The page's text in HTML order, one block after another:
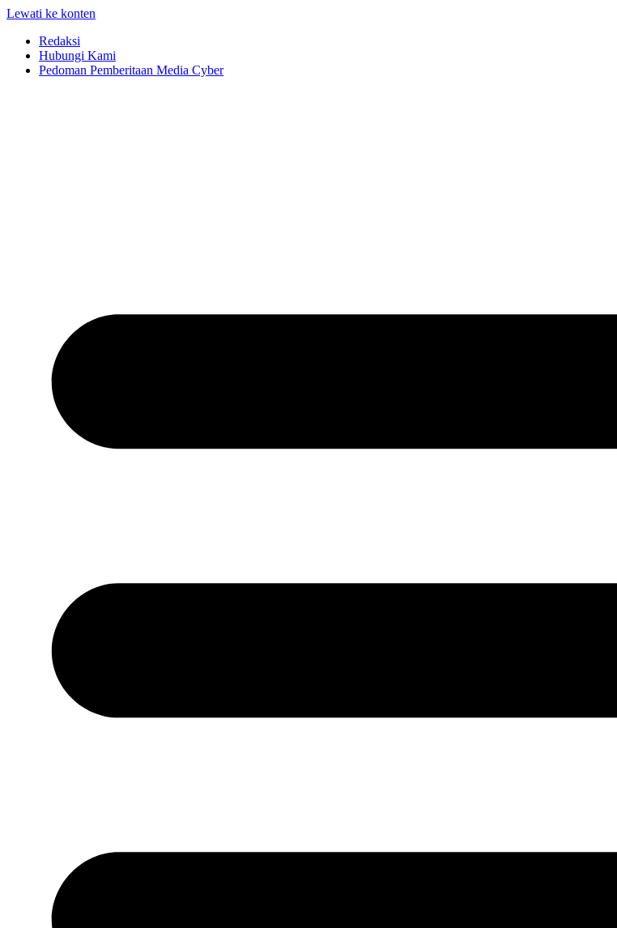
Lewati ke konten
Redaksi
Hubungi Kami
Pedoman Pemberitaan Media Cyber